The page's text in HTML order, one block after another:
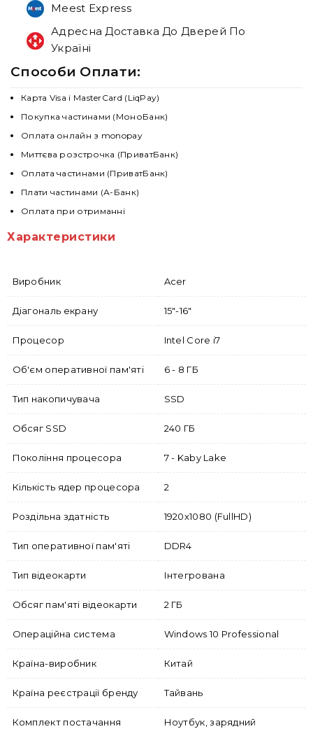
Meest Express
Адресна Доставка До Дверей По
Україні
Способи Оплати:
Карта Visa і MasterCard (LiqPay)
Покупка частинами (МоноБанк)
Оплата онлайн з monopay
Миттєва розстрочка (ПриватБанк)
Оплата частинами (ПриватБанк)
Плати частинами (А-Банк)
Оплата при отриманні
Характеристики
Виробник Acer
Діагональ екрану 15"-16"
Процесор Intel Core i7
Об'єм оперативної пам'яті 6 - 8 ГБ
Тип накопичувача SSD
Обсяг SSD 240 ГБ
Покоління процесора 7 - Kaby Lake
Кількість ядер процесора 2
Роздільна здатність 1920x1080 (FullHD)
Тип оперативної пам'яті DDR4
Тип відеокарти Інтегрована
Обсяг пам'яті відеокарти 2 ГБ
Операційна система Windows 10 Professional
Країна-виробник Китай
Країна реєстрації бренду Тайвань
Комплект постачання
Ноутбук, зарядний